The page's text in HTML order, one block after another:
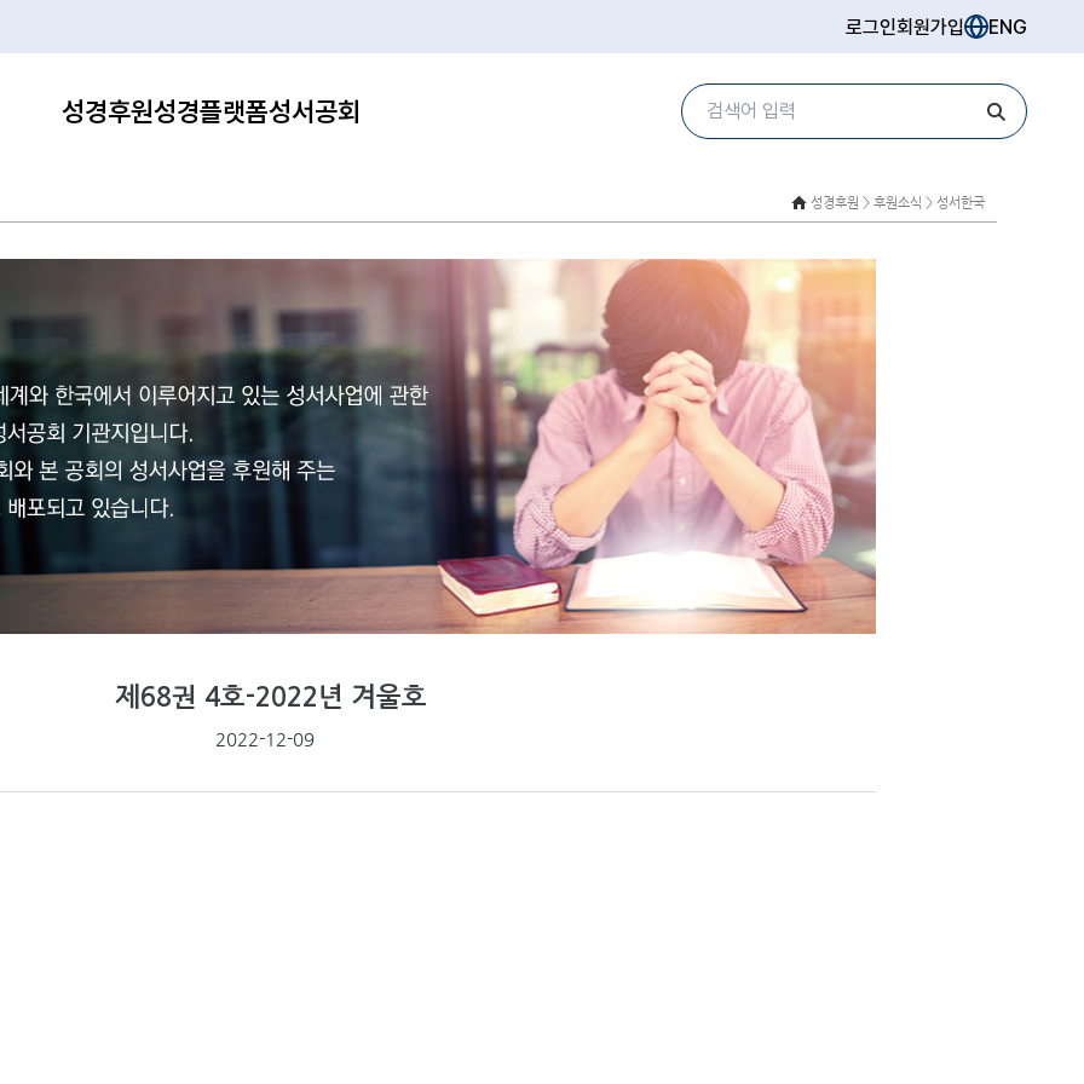
로그인회원가입 ENG
성경후원성경플랫폼성서공회
성경후원 > 후원소식 > 성서한국
제68권 4호-2022년 겨울호
2022-12-09